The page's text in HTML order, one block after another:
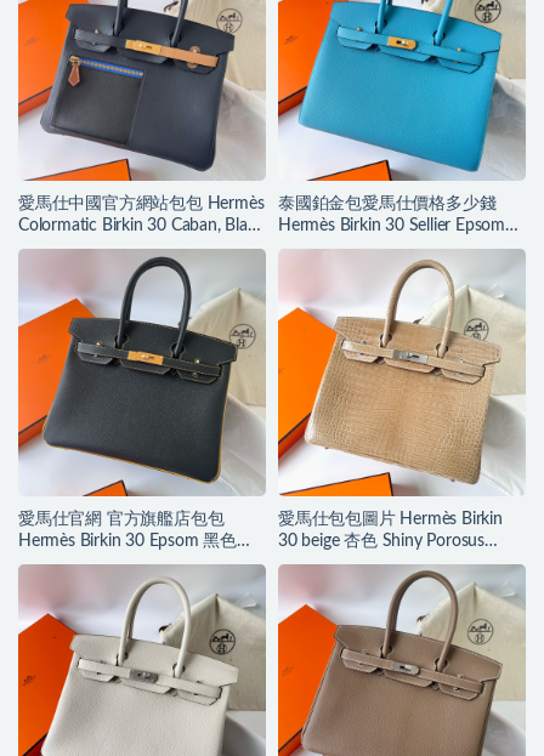
愛馬仕中國官方網站包包 Hermès
Colormatic Birkin 30 Caban, Black
and Chai Swift
泰國鉑金包愛馬仕價格多少錢
Hermès Birkin 30 Sellier Epsom
Bleu Du Nord 北方藍
愛馬仕官網 官方旗艦店包包
Hermès Birkin 30 Epsom 黑色内
拼琥珀黄磨砂金扣
愛馬仕包包圖片 Hermès Birkin
30 beige 杏色 Shiny Porosus
Crocodile